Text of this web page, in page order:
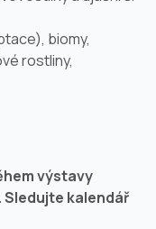
biomy,
rostliny,
výstavy
Sledujte kalendář